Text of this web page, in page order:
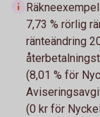
7,73 % rörlig
ränteändring
(8,01 % för
(0 kr för